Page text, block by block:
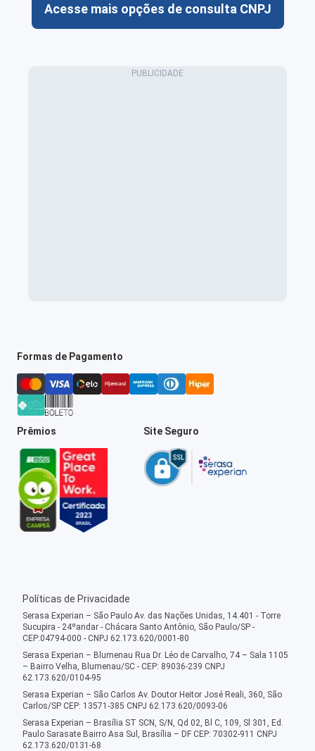
Acesse mais opções de consulta CNPJ
Formas de Pagamento
Prêmios Site Seguro
Políticas de Privacidade
Serasa Experian – São Paulo Av. das Nações Unidas, 14.401 - Torre
Sucupira - 24ºandar - Chácara Santo Antônio, São Paulo/SP -
CEP:04794-000 - CNPJ 62.173.620/0001-80
Serasa Experian – Blumenau Rua Dr. Léo de Carvalho, 74 – Sala 1105
– Bairro Velha, Blumenau/SC - CEP: 89036-239 CNPJ
62.173.620/0104-95
Serasa Experian – São Carlos Av. Doutor Heitor José Reali, 360, São
Carlos/SP CEP: 13571-385 CNPJ 62.173.620/0093-06
Serasa Experian – Brasília ST SCN, S/N, Qd 02, Bl C, 109, Sl 301, Ed.
Paulo Sarasate Bairro Asa Sul, Brasília – DF CEP: 70302-911 CNPJ
62.173.620/0131-68